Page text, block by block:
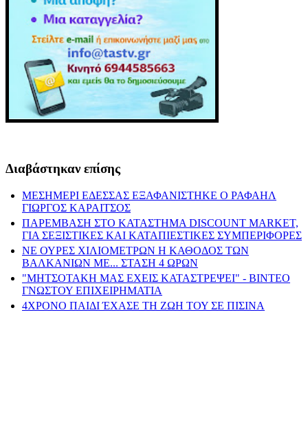
Διαβάστηκαν επίσης
ΜΕΣΗΜΕΡΙ ΕΔΕΣΣΑΣ ΕΞΑΦΑΝΙΣΤΗΚΕ Ο ΡΑΦΑΗΛ
ΓΙΩΡΓΟΣ ΚΑΡΑΙΤΣΟΣ
ΠΑΡΕΜΒΑΣΗ ΣΤΟ ΚΑΤΑΣΤΗΜΑ DISCOUNT MARKET,
ΓΙΑ ΣΕΞΙΣΤΙΚΕΣ ΚΑΙ ΚΑΤΑΠΙΕΣΤΙΚΕΣ ΣΥΜΠΕΡΙΦΟΡΕΣ
ΝΕ ΟΥΡΕΣ ΧΙΛΙΟΜΕΤΡΩΝ Η ΚΑΘΟΔΟΣ ΤΩΝ
ΒΑΛΚΑΝΙΩΝ ΜΕ... ΣΤΑΣΗ 4 ΩΡΩΝ
"ΜΗΤΣΟΤΑΚΗ ΜΑΣ ΕΧΕΙΣ ΚΑΤΑΣΤΡΕΨΕΙ" - ΒΙΝΤΕΟ
ΓΝΩΣΤΟΥ ΕΠΙΧΕΙΡΗΜΑΤΙΑ
4ΧΡΟΝΟ ΠΑΙΔΙ ΈΧΑΣΕ ΤΗ ΖΩΗ ΤΟΥ ΣΕ ΠΙΣΙΝΑ